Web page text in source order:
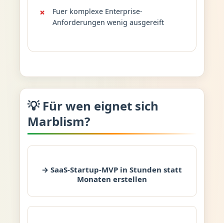
Fuer komplexe Enterprise-
Anforderungen wenig ausgereift
💡 Für wen eignet sich
Marblism?
→ SaaS-Startup-MVP in Stunden statt
Monaten erstellen